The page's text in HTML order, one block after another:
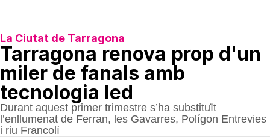
La Ciutat de Tarragona
Tarragona renova prop d'un
miler de fanals amb
tecnologia led
Durant aquest primer trimestre s’ha substituït
l’enllumenat de Ferran, les Gavarres, Polígon Entrevies
i riu Francolí